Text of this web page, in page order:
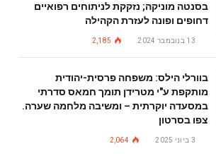
בסנטה מוניקה; נזקקת לניתוחים רפואיים
דחופים ופונה לעזרת הקהילה
13 בנובמבר 2024 2,185
בוורלי הילס: משפחה פרסית-יהודית
מותקפת ע"י מטרידן תומך חמאס סדרתי
במסעדה יוקרתית – ומשיבה מלחמה שערה.
צפו בסרטון
3 ביוני 2025 2,064